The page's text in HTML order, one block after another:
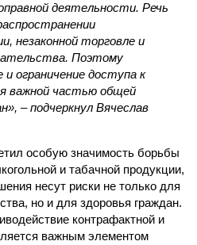
деятельности. Речь
незаконной торговле и
Поэтому
и ограничение доступа к
важной частью общей
– подчеркнул Вячеслав
особую значимость борьбы
и табачной продукции,
несут риски не только для
но и для здоровья граждан.
контрафактной и
важным элементом